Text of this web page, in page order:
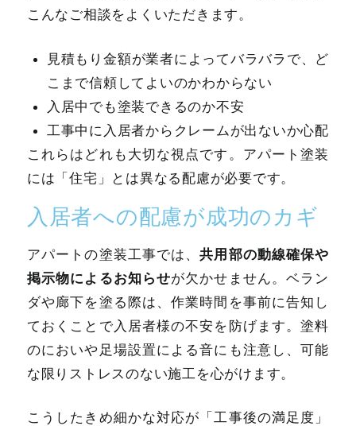
こんなご相談をよくいただきます。
見積もり金額が業者によってバラバラで、ど
こまで信頼してよいのかわからない
入居中でも塗装できるのか不安
工事中に入居者からクレームが出ないか心配
これらはどれも大切な視点です。アパート塗装
には「住宅」とは異なる配慮が必要です。
入居者への配慮が成功のカギ
アパートの塗装工事では、共用部の動線確保や
掲示物によるお知らせが欠かせません。ベラン
ダや廊下を塗る際は、作業時間を事前に告知し
ておくことで入居者様の不安を防げます。塗料
のにおいや足場設置による音にも注意し、可能
な限りストレスのない施工を心がけます。
こうしたきめ細かな対応が「工事後の満足度」